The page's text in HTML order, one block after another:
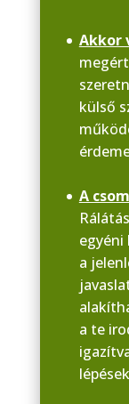
Akkor
külső
A
a
a te